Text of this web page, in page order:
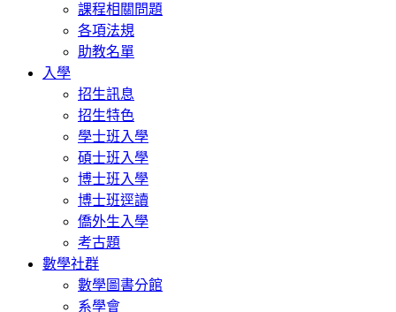
課程相關問題
各項法規
助教名單
入學
招生訊息
招生特色
學士班入學
碩士班入學
博士班入學
博士班逕讀
僑外生入學
考古題
數學社群
數學圖書分館
系學會